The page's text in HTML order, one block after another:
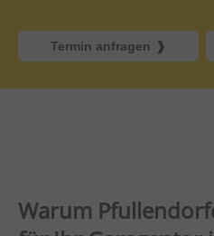
Termin anfragen
Warum